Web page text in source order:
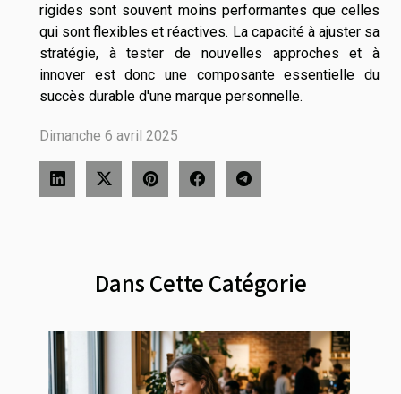
Dans Cette Catégorie
rigides sont souvent moins performantes que celles
qui sont flexibles et réactives. La capacité à ajuster sa
stratégie, à tester de nouvelles approches et à
innover est donc une composante essentielle du
succès durable d'une marque personnelle.
Dimanche 6 avril 2025